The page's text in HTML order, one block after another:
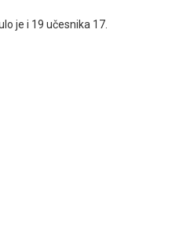
je i 19 učesnika 17.